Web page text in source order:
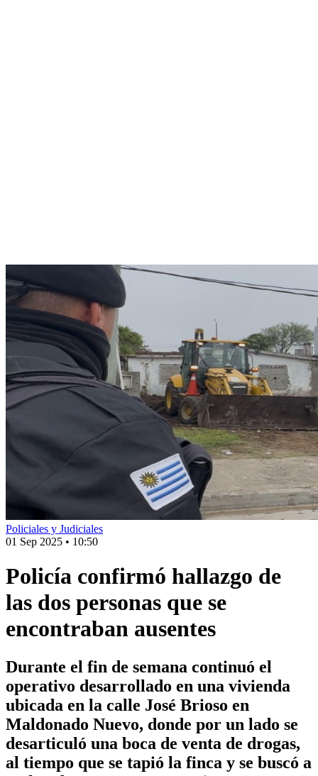
Policiales y Judiciales
01 Sep 2025 • 10:50
Policía confirmó hallazgo de
las dos personas que se
encontraban ausentes
Durante el fin de semana continuó el
operativo desarrollado en una vivienda
ubicada en la calle José Brioso en
Maldonado Nuevo, donde por un lado se
desarticuló una boca de venta de drogas,
al tiempo que se tapió la finca y se buscó a